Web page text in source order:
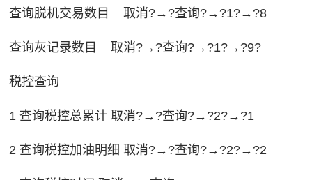
查询脱机交易数目 取消?→?查询?→?1?→?8
查询灰记录数目 取消?→?查询?→?1?→?9?
税控查询
1 查询税控总累计 取消?→?查询?→?2?→?1
2 查询税控加油明细 取消?→?查询?→?2?→?2